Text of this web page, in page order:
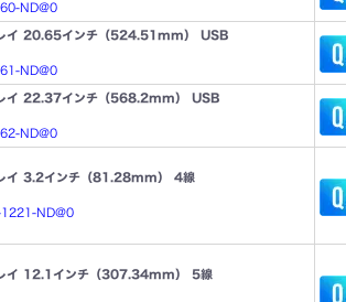
ND@0
レイ 20.65インチ（524.51mm） USB
ND@0
レイ 22.37インチ（568.2mm） USB
ND@0
レイ 3.2インチ（81.28mm） 4線
1221-ND@0
レイ 12.1インチ（307.34mm） 5線